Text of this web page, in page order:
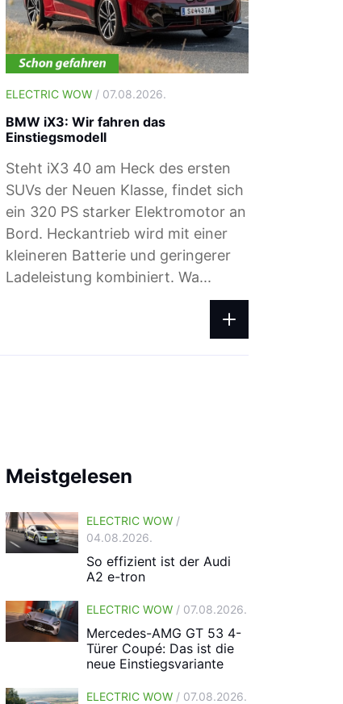
ELECTRIC WOW/ 04.08.2026.
Ladepreise: Das zahlst du beim Ad-
Laden im August 2026
ELECTRIC WOW / 07.08.2026.
BMW iX3: Wir fahren das
Einstiegsmodell
Steht iX3 40 am Heck des ersten
SUVs der Neuen Klasse, findet sich
ein 320 PS starker Elektromotor an
Bord. Heckantrieb wird mit einer
kleineren Batterie und geringerer
Ladeleistung kombiniert. Wa...
Meistgelesen
ELECTRIC WOW /
04.08.2026.
So effizient ist der Audi
A2 e-tron
ELECTRIC WOW / 07.08.2026.
Mercedes-AMG GT 53 4-
Türer Coupé: Das ist die
neue Einstiegsvariante
ELECTRIC WOW / 07.08.2026.